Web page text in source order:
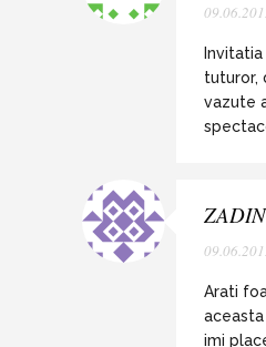
tuturor,
vazute
ZADIN
Arati
imi